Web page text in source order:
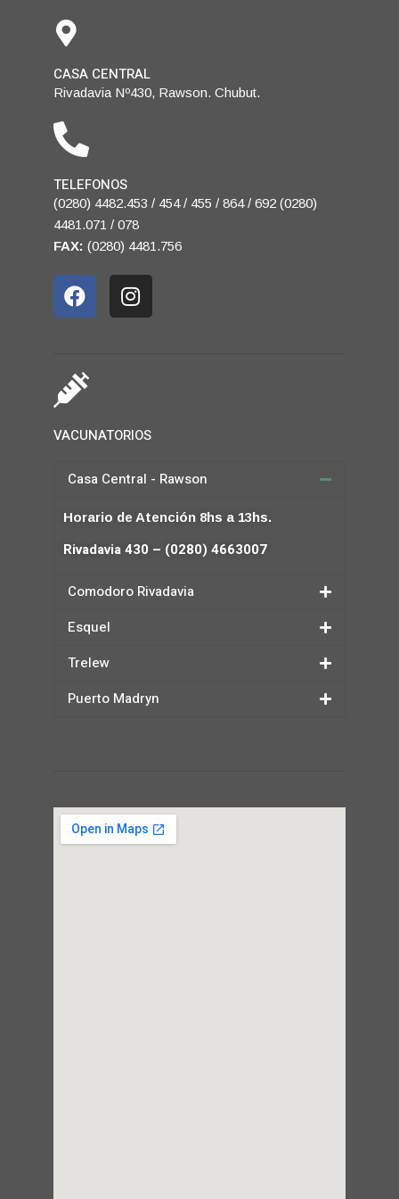
CASA CENTRAL
Rivadavia Nº430, Rawson. Chubut.
TELEFONOS
(0280) 4482.453 / 454 / 455 / 864 / 692 (0280)
4481.071 / 078
FAX: (0280) 4481.756
VACUNATORIOS
Casa Central - Rawson
Horario de Atención 8hs a 13hs.
Rivadavia 430 – (0280) 4663007
Comodoro Rivadavia
Esquel
Trelew
Puerto Madryn